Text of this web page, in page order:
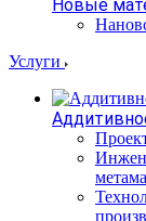
Новые
Услуги